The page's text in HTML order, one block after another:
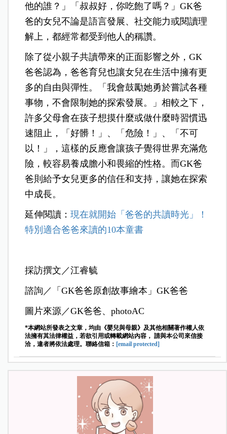
他的誰？」「叔叔好，你吃飽了嗎？」GK爸
爸的女兒不論是語言發展、社交能力或閱讀理
解上，都經常都受到他人的稱讚。
除了從小親子共讀帶來的正面影響之外，GK
爸爸認為，爸爸育兒也讓女兒在生活中擁有更
多的自由與彈性。「我會鼓勵她勇於嘗試各種
事物，不會限制她的探索發展。」相較之下，
許多父母會在孩子想摸什麼或做什麼時習慣迅
速阻止，「好髒！」、「危險！」、「不可
以！」，這樣的反應會讓孩子覺得世界充滿危
險，較容易養成膽小和畏縮的性格。而GK爸
爸則給予女兒更多的信任和支持，讓她在探索
中成長。
延伸閱讀：現在就開始「爸爸的共讀時光」！
特別適合爸爸來讀的10本童書
採訪撰文／江睿毓
諮詢／「GK爸爸原創故事繪本」GK爸爸
圖片來源／GK爸爸、photoAC
*本網站所發表之文章，均由《嬰兒與母親》及其他相關著作權人依
法擁有其法律權益，若欲引用或轉載網站內容， 請與本公司來信接
洽，違者將依法處理。聯絡信箱： [email protected]